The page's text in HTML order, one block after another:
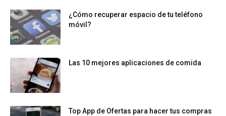
¿Cómo recuperar espacio de tu teléfono
móvil?
Las 10 mejores aplicaciones de comida
Top App de Ofertas para hacer tus compras